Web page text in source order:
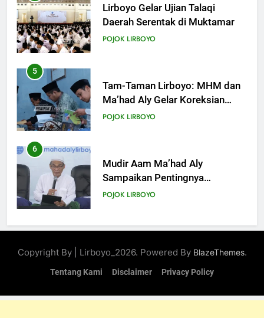
Lirboyo Gelar Ujian Talaqi
Daerah Serentak di Muktamar
POJOK LIRBOYO
5
Tam-Taman Lirboyo: MHM dan
Ma’had Aly Gelar Koreksian
Kitab Semester Ganjil
POJOK LIRBOYO
6
Mudir Aam Ma’had Aly
Sampaikan Pentingnya
Mempelajari Ilmu Hadis Dalam
POJOK LIRBOYO
7
Lirboyo Bahas Metode
Ahlusunnah dalam
POJOK LIRBOYO
Copyright By | Lirboyo_2026. Powered By BlazeThemes.
Tentang Kami Disclaimer Privacy Policy